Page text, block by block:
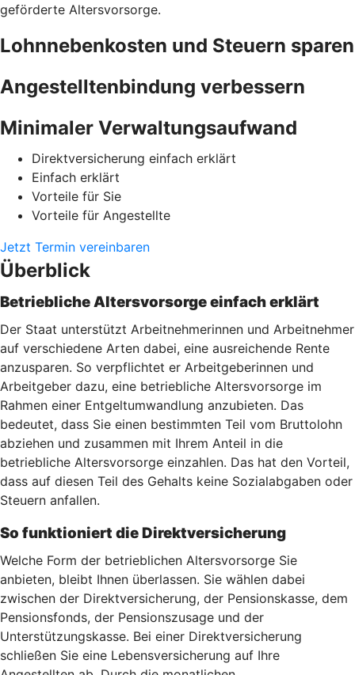
geförderte Altersvorsorge.
Lohnnebenkosten und Steuern sparen
Angestelltenbindung verbessern
Minimaler Verwaltungsaufwand
Direktversicherung einfach erklärt
Einfach erklärt
Vorteile für Sie
Vorteile für Angestellte
Jetzt Termin vereinbaren
Überblick
Betriebliche Altersvorsorge einfach erklärt
Der Staat unterstützt Arbeitnehmerinnen und Arbeitnehmer
auf verschiedene Arten dabei, eine ausreichende Rente
anzusparen. So verpflichtet er Arbeitgeberinnen und
Arbeitgeber dazu, eine betriebliche Altersvorsorge im
Rahmen einer Entgeltumwandlung anzubieten. Das
bedeutet, dass Sie einen bestimmten Teil vom Bruttolohn
abziehen und zusammen mit Ihrem Anteil in die
betriebliche Altersvorsorge einzahlen. Das hat den Vorteil,
dass auf diesen Teil des Gehalts keine Sozialabgaben oder
Steuern anfallen.
So funktioniert die Direktversicherung
Welche Form der betrieblichen Altersvorsorge Sie
anbieten, bleibt Ihnen überlassen. Sie wählen dabei
zwischen der Direktversicherung, der Pensionskasse, dem
Pensionsfonds, der Pensionszusage und der
Unterstützungskasse. Bei einer Direktversicherung
schließen Sie eine Lebensversicherung auf Ihre